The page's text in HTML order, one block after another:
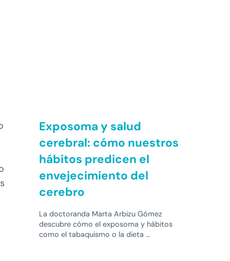
Exposoma y salud
cerebral: cómo nuestros
hábitos predicen el
envejecimiento del
cerebro
La doctoranda Marta Arbizu Gómez
descubre cómo el exposoma y hábitos
como el tabaquismo o la dieta …